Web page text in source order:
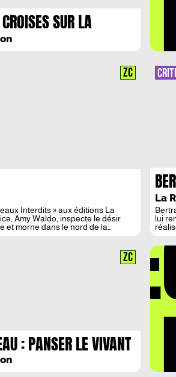
SUR LA
2025 LA
Interdits » aux éditions La
Amy Waldo, inspecte le désir
et morne dans le nord de la
ZC
La
lui
son
livré
: PANSER LE VIVANT
ZC
LA